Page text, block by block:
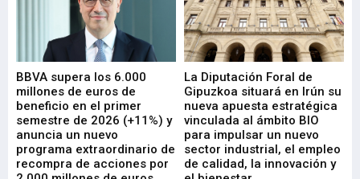
BBVA supera los 6.000
millones de euros de
beneficio en el primer
semestre de 2026 (+11%) y
anuncia un nuevo
programa extraordinario de
recompra de acciones por
La Diputación Foral de
Gipuzkoa situará en Irún su
nueva apuesta estratégica
vinculada al ámbito BIO
para impulsar un nuevo
sector industrial, el empleo
de calidad, la innovación y